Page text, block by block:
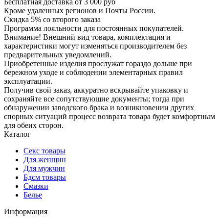
Кроме удаленных регионов и Почты России.
Скидка 5% со второго заказа
Программа лояльности для постоянных покупателей.
Внимание! Внешний вид товара, комплектация и
характеристики могут изменяться производителем без
предварительных уведомлений.
Приобретенные изделия прослужат гораздо дольше при
бережном уходе и соблюдении элементарных правил
эксплуатации.
Получив свой заказ, аккуратно вскрывайте упаковку и
сохраняйте все сопутствующие документы; тогда при
обнаружении заводского брака и возникновении других
спорных ситуаций процесс возврата товара будет комфортным
для обеих сторон.
Каталог
Секс товары
Для женщин
Для мужчин
Бдсм товары
Смазки
Белье
Информация